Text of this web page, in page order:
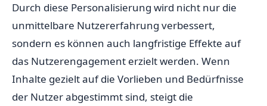
Durch diese Personalisierung wird nicht nur die
unmittelbare Nutzererfahrung verbessert,
sondern es können auch langfristige Effekte auf
das Nutzerengagement erzielt werden. Wenn
Inhalte gezielt auf die Vorlieben und Bedürfnisse
der Nutzer abgestimmt sind, steigt die